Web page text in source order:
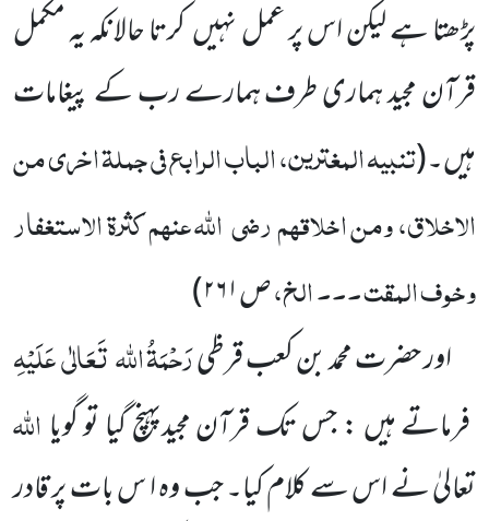
پڑھتا ہے لیکن اس پر عمل نہیںکرتا حالانکہ یہ مکمل
قرآن مجید ہماری طرف ہمارے رب کے پیغامات
ہیں۔(تنبیہ المغترین، الباب الرابع فی جملۃ اخری من
الاخلاق، ومن اخلاقہمرضیاللہ عنہمکثرۃ الاستغفار
وخوف المقت ۔۔۔ الخ،ص۲۶۱
)
اور حضرت محمد بن کعب قرظیرَحْمَۃُ اللہتَعَالٰیعَلَیْہِ
فرماتے ہیں : جس تک قرآن مجیدپہنچ گیا تو گویا اللہ
تعالیٰ نے اسسے کلام کیا۔ جب وہ ا س بات پر قادر